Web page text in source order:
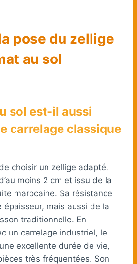
pose du zellige
au sol
sol est-il aussi
carrelage classique
choisir un zellige adapté,
moins 2 cm et issu de la
marocaine. Sa résistance
épaisseur, mais aussi de la
traditionnelle. En
un carrelage industriel, le
excellente durée de vie,
très fréquentées. Son